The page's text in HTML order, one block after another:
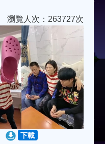
瀏覽人次：263727次
下載